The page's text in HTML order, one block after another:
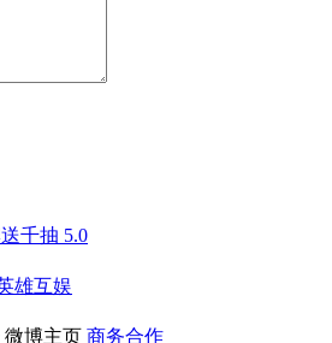
千抽 5.0
雄互娱
微博主页 商务合作